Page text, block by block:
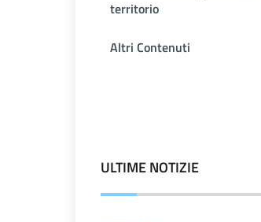
territorio
Altri Contenuti
ULTIME NOTIZIE